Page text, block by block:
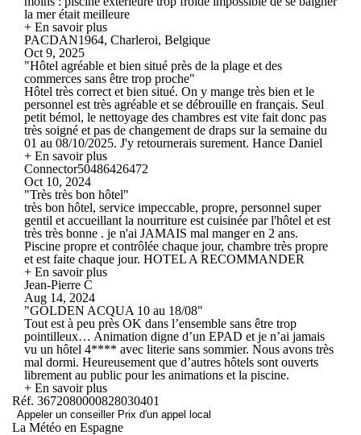
la mer était meilleure
+ En savoir plus
PACDAN1964, Charleroi, Belgique
Oct 9, 2025
"Hôtel agréable et bien situé près de la plage et des
commerces sans être trop proche"
Hôtel très correct et bien situé. On y mange très bien et le
personnel est très agréable et se débrouille en français. Seul
petit bémol, le nettoyage des chambres est vite fait donc pas
très soigné et pas de changement de draps sur la semaine du
01 au 08/10/2025. J'y retournerais surement. Hance Daniel
+ En savoir plus
Connector50486426472
Oct 10, 2024
"Très très bon hôtel"
très bon hôtel, service impeccable, propre, personnel super
gentil et accueillant la nourriture est cuisinée par l'hôtel et est
très très bonne . je n'ai JAMAIS mal manger en 2 ans.
Piscine propre et contrôlée chaque jour, chambre très propre
et est faite chaque jour. HOTEL A RECOMMANDER
+ En savoir plus
Jean-Pierre C
Aug 14, 2024
"GOLDEN ACQUA 10 au 18/08"
Tout est à peu près OK dans l’ensemble sans être trop
pointilleux… Animation digne d’un EPAD et je n’ai jamais
vu un hôtel 4**** avec literie sans sommier. Nous avons très
mal dormi. Heureusement que d’autres hôtels sont ouverts
librement au public pour les animations et la piscine.
+ En savoir plus
Réf. 3672080000828030401
Appeler un conseiller Prix d'un appel local
La Météo en Espagne